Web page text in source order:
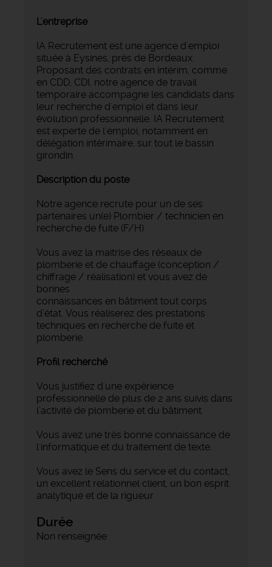
L'entreprise
IA Recrutement est une agence d'emploi
située à Eysines, près de Bordeaux.
Proposant des contrats en intérim, comme
en CDD, CDI, notre agence de travail
temporaire accompagne les candidats dans
leur recherche d'emploi et dans leur
évolution professionnelle. IA Recrutement
est experte de l'emploi, notamment en
délégation intérimaire, sur tout le bassin
girondin.
Description du poste
Notre agence recrute pour un de ses
partenaires un(e) Plombier / technicien en
recherche de fuite (F/H)
Vous avez la maitrise des réseaux de
plomberie et de chauffage (conception /
chiffrage / réalisation) et vous avez de
bonnes
connaissances en bâtiment tout corps
d’état. Vous réaliserez des prestations
techniques en recherche de fuite et
plomberie.
Profil recherché
Vous justifiez d'une expérience
professionnelle de plus de 2 ans suivis dans
l’activité de plomberie et du bâtiment.
Vous avez une très bonne connaissance de
l'informatique et du traitement de texte.
Vous avez le Sens du service et du contact,
un excellent relationnel client, un bon esprit
analytique et de la rigueur.
Durée
Non renseignée